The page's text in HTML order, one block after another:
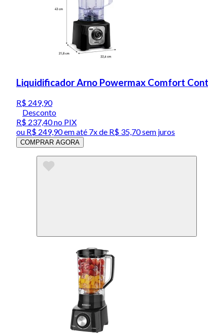
Liquidificador Arno Powermax Comfort
R$ 249,90
Desconto
R$ 237,40no PIX
ou R$ 249,90em até 7x de R$ 35,70 sem juros
COMPRAR AGORA